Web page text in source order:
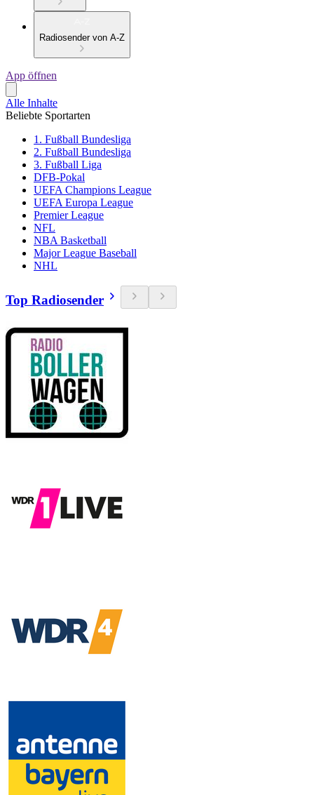
Radiosender von A-Z
App öffnen
Alle Inhalte
Beliebte Sportarten
1. Fußball Bundesliga
2. Fußball Bundesliga
3. Fußball Liga
DFB-Pokal
UEFA Champions League
UEFA Europa League
Premier League
NFL
NBA Basketball
Major League Baseball
NHL
Top Radiosender